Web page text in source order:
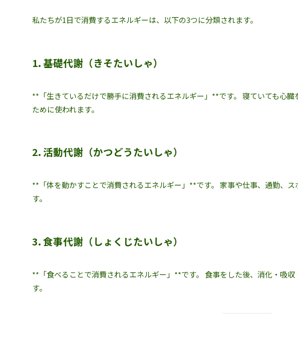
私たちが1日で消費するエネルギーは、以下の3つに分類されます。
1. 基礎代謝（きそたいしゃ）
**「生きているだけで勝手に消費されるエネルギー」**です。 寝ていても心
ために使われます。
2. 活動代謝（かつどうたいしゃ）
**「体を動かすことで消費されるエネルギー」**です。 家事や仕事、通勤、
す。
3. 食事代謝（しょくじたいしゃ）
**「食べることで消費されるエネルギー」**です。 食事をした後、消化・吸
す。